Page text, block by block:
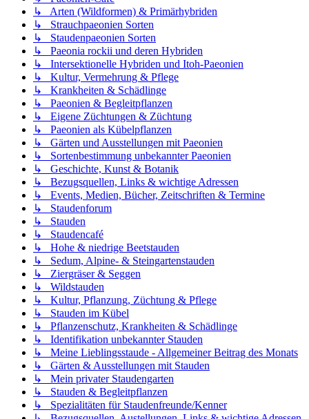
↳ Arten (Wildformen) & Primärhybriden
↳ Strauchpaeonien Sorten
↳ Staudenpaeonien Sorten
↳ Paeonia rockii und deren Hybriden
↳ Intersektionelle Hybriden und Itoh-Paeonien
↳ Kultur, Vermehrung & Pflege
↳ Krankheiten & Schädlinge
↳ Paeonien & Begleitpflanzen
↳ Eigene Züchtungen & Züchtung
↳ Paeonien als Kübelpflanzen
↳ Gärten und Ausstellungen mit Paeonien
↳ Sortenbestimmung unbekannter Paeonien
↳ Geschichte, Kunst & Botanik
↳ Bezugsquellen, Links & wichtige Adressen
↳ Events, Medien, Bücher, Zeitschriften & Termine
↳ Staudenforum
↳ Stauden
↳ Staudencafé
↳ Hohe & niedrige Beetstauden
↳ Sedum, Alpine- & Steingartenstauden
↳ Ziergräser & Seggen
↳ Wildstauden
↳ Kultur, Pflanzung, Züchtung & Pflege
↳ Stauden im Kübel
↳ Pflanzenschutz, Krankheiten & Schädlinge
↳ Identifikation unbekannter Stauden
↳ Meine Lieblingsstaude - Allgemeiner Beitrag des Monats
↳ Gärten & Ausstellungen mit Stauden
↳ Mein privater Staudengarten
↳ Stauden & Begleitpflanzen
↳ Spezialitäten für Staudenfreunde/Kenner